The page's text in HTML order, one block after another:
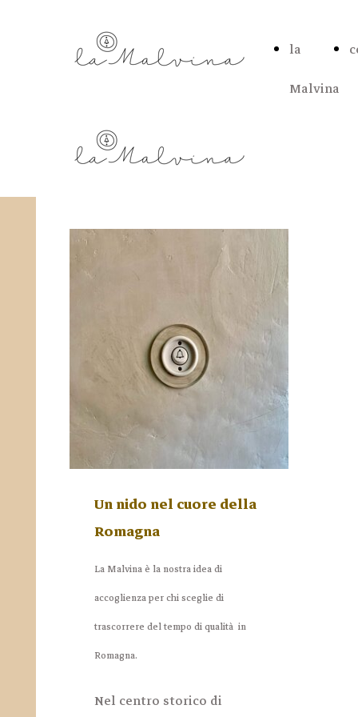
la
Malvina
Un nido nel cuore della
Romagna
La Malvina è la nostra idea di
accoglienza per chi sceglie di
trascorrere del tempo di qualità in
Romagna.
Nel centro storico di